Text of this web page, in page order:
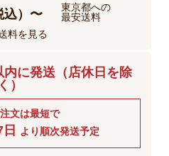
込）〜
東京都への
最安送料
料を見る
に発送（店休日を除
く）
文は最短で
より順次発送予定